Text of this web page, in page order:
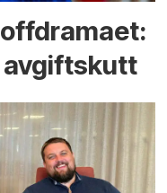
avgiftskutt